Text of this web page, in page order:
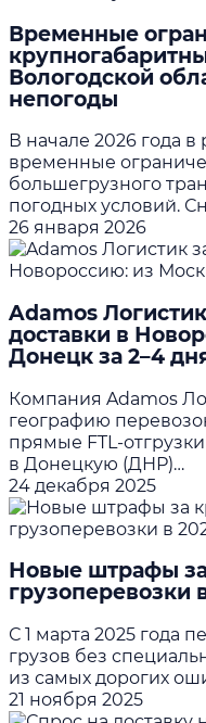
Временные
Вологодской
непогоды
В начале 2026 года
временные
большегрузного
погодных условий.
26 января 2026
Adamos
доставки в
Донецк за 2–4
Компания Adamos
географию
прямые
в Донецкую (ДНР)…
24 декабря 2025
Новые штрафы
грузоперевозки
С 1 марта 2025 года
грузов без
из самых дорогих
21 ноября 2025